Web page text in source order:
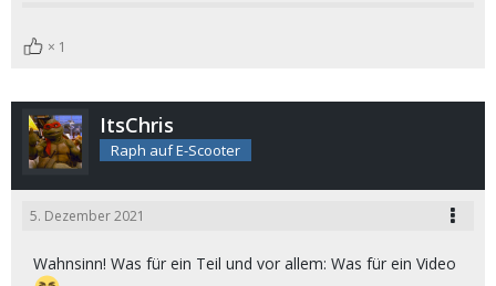
1
ItsChris
Raph auf E-Scooter
5. Dezember 2021
Wahnsinn! Was für ein Teil und vor allem: Was für ein Video